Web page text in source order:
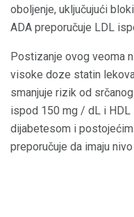
oboljenje, uključujući
ADA preporučuje LDL
Postizanje ovog veoma
visoke doze statin
smanjuje rizik od
ispod 150 mg / dL i HDL
dijabetesom i
preporučuje da imaju